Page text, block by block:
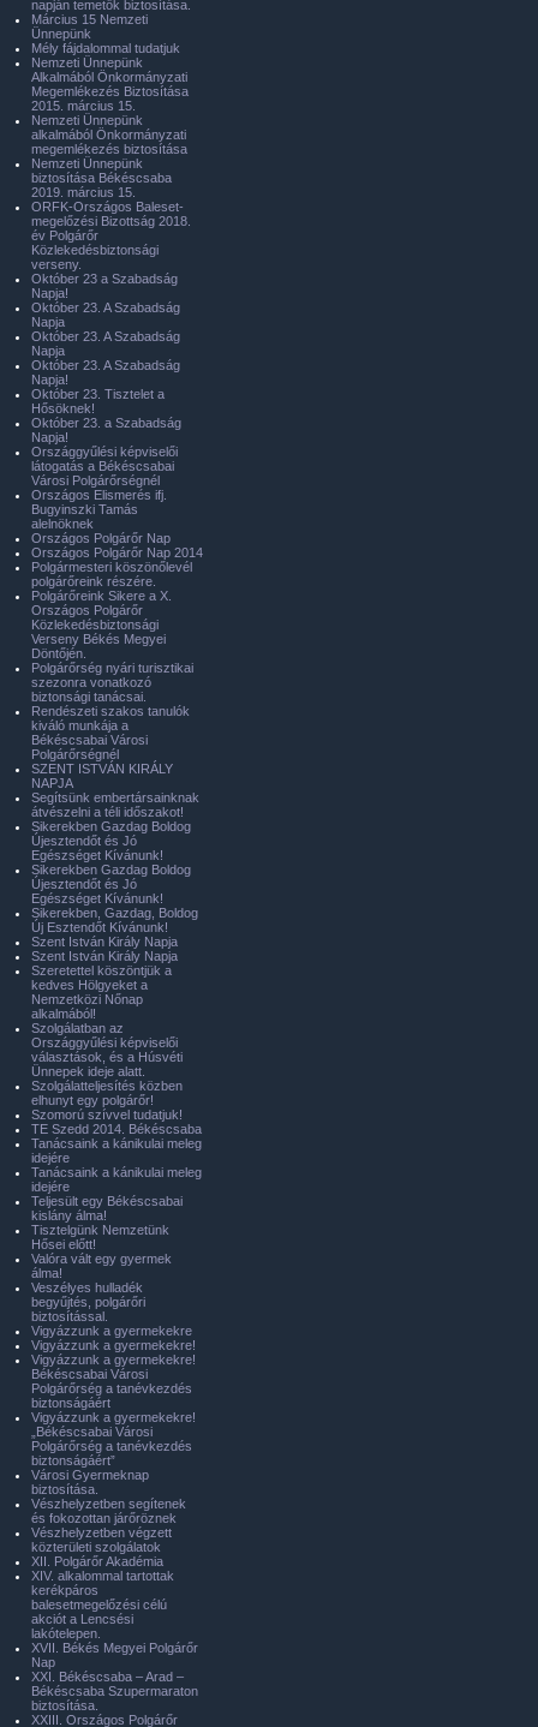
napján temetők biztosítása.
Március 15 Nemzeti
Ünnepünk
Mély fájdalommal tudatjuk
Nemzeti Ünnepünk
Alkalmából Önkormányzati
Megemlékezés Biztosítása
2015. március 15.
Nemzeti Ünnepünk
alkalmából Önkormányzati
megemlékezés biztosítása
Nemzeti Ünnepünk
biztosítása Békéscsaba
2019. március 15.
ORFK-Országos Baleset-
megelőzési Bizottság 2018.
év Polgárőr
Közlekedésbiztonsági
verseny.
Október 23 a Szabadság
Napja!
Október 23. A Szabadság
Napja
Október 23. A Szabadság
Napja
Október 23. A Szabadság
Napja!
Október 23. Tisztelet a
Hősöknek!
Október 23. a Szabadság
Napja!
Országgyűlési képviselői
látogatás a Békéscsabai
Városi Polgárőrségnél
Országos Elismerés ifj.
Bugyinszki Tamás
alelnöknek
Országos Polgárőr Nap
Országos Polgárőr Nap 2014
Polgármesteri köszönőlevél
polgárőreink részére.
Polgárőreink Sikere a X.
Országos Polgárőr
Közlekedésbiztonsági
Verseny Békés Megyei
Döntőjén.
Polgárőrség nyári turisztikai
szezonra vonatkozó
biztonsági tanácsai.
Rendészeti szakos tanulók
kiváló munkája a
Békéscsabai Városi
Polgárőrségnél
SZENT ISTVÁN KIRÁLY
NAPJA
Segítsünk embertársainknak
átvészelni a téli időszakot!
Sikerekben Gazdag Boldog
Újesztendőt és Jó
Egészséget Kívánunk!
Sikerekben Gazdag Boldog
Újesztendőt és Jó
Egészséget Kívánunk!
Sikerekben, Gazdag, Boldog
Új Esztendőt Kívánunk!
Szent István Király Napja
Szent István Király Napja
Szeretettel köszöntjük a
kedves Hölgyeket a
Nemzetközi Nőnap
alkalmából!
Szolgálatban az
Országgyűlési képviselői
választások, és a Húsvéti
Ünnepek ideje alatt.
Szolgálatteljesítés közben
elhunyt egy polgárőr!
Szomorú szívvel tudatjuk!
TE Szedd 2014. Békéscsaba
Tanácsaink a kánikulai meleg
idejére
Tanácsaink a kánikulai meleg
idejére
Teljesült egy Békéscsabai
kislány álma!
Tisztelgünk Nemzetünk
Hősei előtt!
Valóra vált egy gyermek
álma!
Veszélyes hulladék
begyűjtés, polgárőri
biztosítással.
Vigyázzunk a gyermekekre
Vigyázzunk a gyermekekre!
Vigyázzunk a gyermekekre!
Békéscsabai Városi
Polgárőrség a tanévkezdés
biztonságáért
Vigyázzunk a gyermekekre!
„Békéscsabai Városi
Polgárőrség a tanévkezdés
biztonságáért”
Városi Gyermeknap
biztosítása.
Vészhelyzetben segítenek
és fokozottan járőröznek
Vészhelyzetben végzett
közterületi szolgálatok
XII. Polgárőr Akadémia
XIV. alkalommal tartottak
kerékpáros
balesetmegelőzési célú
akciót a Lencsési
lakótelepen.
XVII. Békés Megyei Polgárőr
Nap
XXI. Békéscsaba – Arad –
Békéscsaba Szupermaraton
biztosítása.
XXIII. Országos Polgárőr